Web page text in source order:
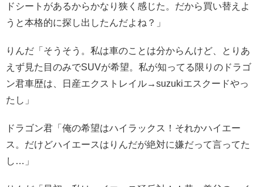
ドシートがあるからかなり狭く感じた。だから買い替えよ
うと本格的に探し出したんだよね？」
りんだ「そうそう。私は車のことは分からんけど、とりあ
えず見た目のみでSUVが希望。私が知ってる限りのドラゴ
ン君車歴は、日産エクストレイル→suzukiエスクードやっ
たし」
ドラゴン君「俺の希望はハイラックス！それかハイエー
ス。だけどハイエースはりんだが絶対に嫌だって言ってた
し…」